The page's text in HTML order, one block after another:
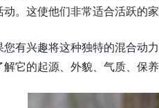
动。这使他们非常适合活跃的家
您有兴趣将这种独特的混合动
解它的起源、外貌、气质、保养